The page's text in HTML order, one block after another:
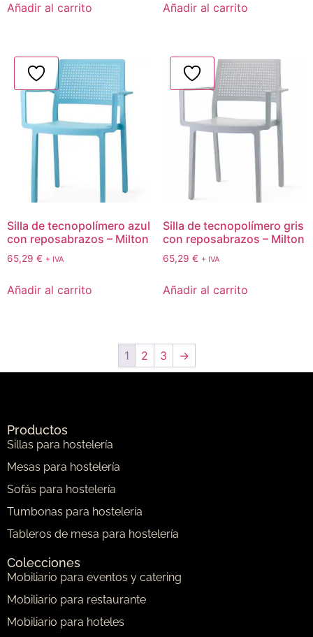
Añadir al carrito Añadir al carrito
Silla de tecnopolímero azul
con reposabrazos – Milton
65,29 € + IVA
Añadir al carrito
Silla de tecnopolímero gris
con reposabrazos – Milton
65,29 € + IVA
Añadir al carrito
1 2 3 →
Productos
Sillas para hostelería
Mesas para hostelería
Sofás para hostelería
Tumbonas para hostelería
Tableros de mesa para hostelería
Colecciones
Mobiliario para eventos y catering
Mobiliario para restaurante
Mobiliario para hoteles